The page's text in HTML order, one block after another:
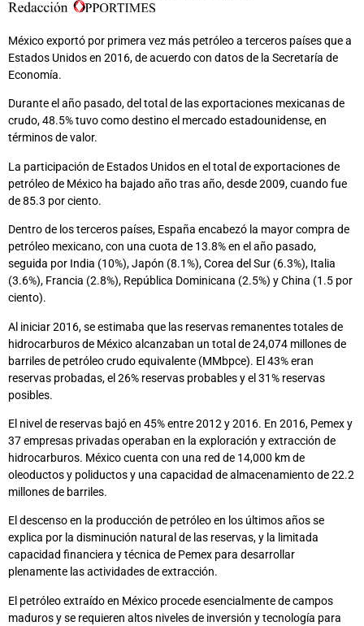
México exportó por primera vez más petróleo a terceros países que a
Estados Unidos en 2016, de acuerdo con datos de la Secretaría de
Economía.
Durante el año pasado, del total de las exportaciones mexicanas de
crudo, 48.5% tuvo como destino el mercado estadounidense, en
términos de valor.
La participación de Estados Unidos en el total de exportaciones de
petróleo de México ha bajado año tras año, desde 2009, cuando fue
de 85.3 por ciento.
Dentro de los terceros países, España encabezó la mayor compra de
petróleo mexicano, con una cuota de 13.8% en el año pasado,
seguida por India (10%), Japón (8.1%), Corea del Sur (6.3%), Italia
(3.6%), Francia (2.8%), República Dominicana (2.5%) y China (1.5 por
ciento).
Al iniciar 2016, se estimaba que las reservas remanentes totales de
hidrocarburos de México alcanzaban un total de 24,074 millones de
barriles de petróleo crudo equivalente (MMbpce). El 43% eran
reservas probadas, el 26% reservas probables y el 31% reservas
posibles.
El nivel de reservas bajó en 45% entre 2012 y 2016. En 2016, Pemex y
37 empresas privadas operaban en la exploración y extracción de
hidrocarburos. México cuenta con una red de 14,000 km de
oleoductos y poliductos y una capacidad de almacenamiento de 22.2
millones de barriles.
El descenso en la producción de petróleo en los últimos años se
explica por la disminución natural de las reservas, y la limitada
capacidad financiera y técnica de Pemex para desarrollar
plenamente las actividades de extracción.
El petróleo extraído en México procede esencialmente de campos
maduros y se requieren altos niveles de inversión y tecnología para